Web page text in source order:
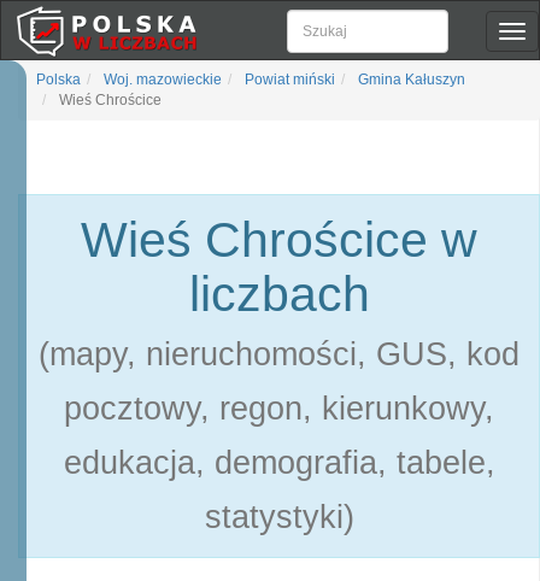
Polska Woj. mazowieckie Powiat miński
Gmina Kałuszyn
Wieś Chrościce
Wieś Chrościce w
liczbach
(mapy, nieruchomości, GUS, kod
pocztowy, regon, kierunkowy,
edukacja, demografia, tabele,
statystyki)